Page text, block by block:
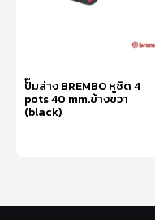
ปั๊มล่าง BREMBO หูชิด 4
pots 40 mm.ข้างขวา
(black)